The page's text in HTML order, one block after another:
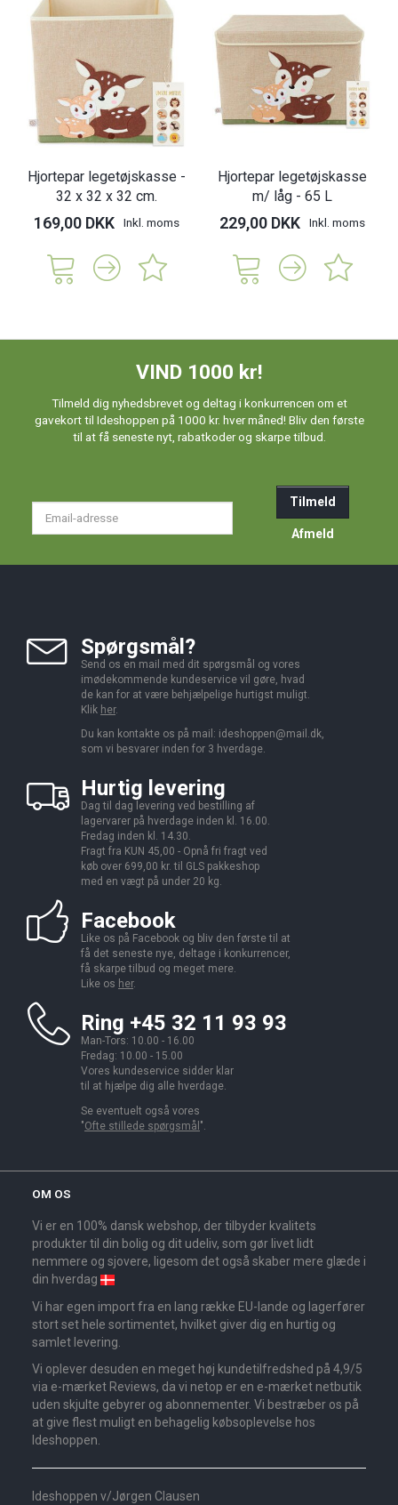
Hjortepar legetøjskasse -
32 x 32 x 32 cm.
169,00 DKK Inkl. moms
Hjortepar legetøjskasse
m/ låg - 65 L
229,00 DKK Inkl. moms
VIND 1000 kr!
Tilmeld dig nyhedsbrevet og deltag i konkurrencen om et
gavekort til Ideshoppen på 1000 kr. hver måned! Bliv den første
til at få seneste nyt, rabatkoder og skarpe tilbud.
Tilmeld
Afmeld
Spørgsmål?
Send os en mail med dit spørgsmål og vores
imødekommende kundeservice vil gøre, hvad
de kan for at være behjælpelige hurtigst muligt.
Klik her.
Du kan kontakte os på mail: ideshoppen@mail.dk,
som vi besvarer inden for 3 hverdage.
Hurtig levering
Dag til dag levering ved bestilling af
lagervarer på hverdage inden kl. 16.00.
Fredag inden kl. 14.30.
Fragt fra KUN 45,00 - Opnå fri fragt ved
køb over 699,00 kr. til GLS pakkeshop
med en vægt på under 20 kg.
Facebook
Like os på Facebook og bliv den første til at
få det seneste nye, deltage i konkurrencer,
få skarpe tilbud og meget mere.
Like os her.
Ring +45 32 11 93 93
Man-Tors: 10.00 - 16.00
Fredag: 10.00 - 15.00
Vores kundeservice sidder klar
til at hjælpe dig alle hverdage.
Se eventuelt også vores
"Ofte stillede spørgsmål ".
OM OS
Vi er en 100% dansk webshop, der tilbyder kvalitets
produkter til din bolig og dit udeliv, som gør livet lidt
nemmere og sjovere, ligesom det også skaber mere glæde i
din hverdag
Vi har egen import fra en lang række EU-lande og lagerfører
stort set hele sortimentet, hvilket giver dig en hurtig og
samlet levering.
Vi oplever desuden en meget høj kundetilfredshed på 4,9/5
via e-mærket Reviews, da vi netop er en e-mærket netbutik
uden skjulte gebyrer og abonnementer. Vi bestræber os på
at give flest muligt en behagelig købsoplevelse hos
Ideshoppen.
Ideshoppen v/Jørgen Clausen